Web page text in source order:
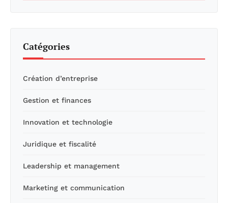
Catégories
Création d’entreprise
Gestion et finances
Innovation et technologie
Juridique et fiscalité
Leadership et management
Marketing et communication